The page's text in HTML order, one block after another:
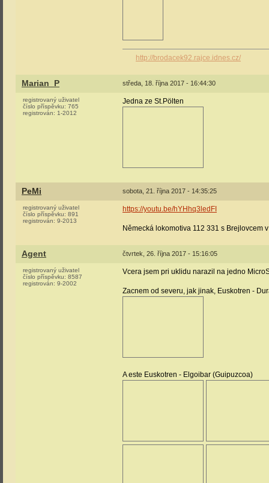
http://brodacek92.rajce.idnes.cz/
Marian_P středa, 18. října 2017 - 16:44:30
registrovaný uživatel
číslo příspěvku: 765
registrován: 1-2012
Jedna ze St.Pölten
PeMi sobota, 21. října 2017 - 14:35:25
registrovaný uživatel
číslo příspěvku: 891
registrován: 9-2013
https://youtu.be/hYHhq3ledFI
Německá lokomotiva 112 331 s Brejlovcem
Agent čtvrtek, 26. října 2017 - 15:16:05
registrovaný uživatel
číslo příspěvku: 8587
registrován: 9-2002
Vcera jsem pri uklidu narazil na jedno
Zacnem od severu, jak jinak, Euskotren -
A este Euskotren - Elgoibar (Guipuzcoa)